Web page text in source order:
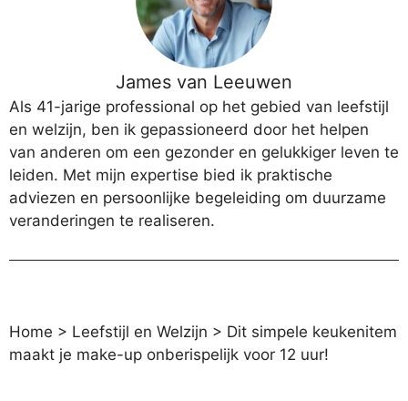
James van Leeuwen
Als 41-jarige professional op het gebied van leefstijl
en welzijn, ben ik gepassioneerd door het helpen
van anderen om een gezonder en gelukkiger leven te
leiden. Met mijn expertise bied ik praktische
adviezen en persoonlijke begeleiding om duurzame
veranderingen te realiseren.
Home > Leefstijl en Welzijn > Dit simpele keukenitem
maakt je make-up onberispelijk voor 12 uur!